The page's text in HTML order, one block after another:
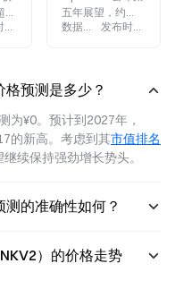
预
发布时间 2026-08-07
五年展望，约
3.43 亿枚 OP 将
枚。Layer2 生态
脱节问题再度成
为市场焦点。
数据来源 :Gate.blog
发布时间
预测是多少？
为¥0。预计到2027年，
的新高。考虑到其市值排名
续保持强劲增长势头。
的准确性如何？
）的价格走势